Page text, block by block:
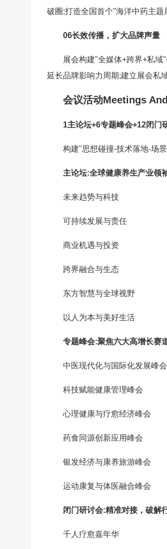
破圈;打造全国首个"海洋中药主题
06长效传播，扩大品牌声量
展会构建"全媒体+跨界+私域
延长品牌影响力周期;建立展会私
会议活动Meetings
1主论坛+6专题峰会+12闭门
构建"思想碰撞-技术落地-场
主论坛:全球健康养生产业领
未来趋势与科技
可持续发展与责任
商业机遇与投资
跨界融合与生态
东方智慧与全球视野
以人为本与美好生活
专题峰会:聚焦六大高增长赛
中医现代化与国际化发展峰会
科技赋能健康管理峰会
心理健康与疗愈经济峰会
药食同源创新应用峰会
银发经济与康养旅游峰会
运动康复与体医融合峰会
闭门研讨会:精准对接，破解
千人疗愈嘉年华